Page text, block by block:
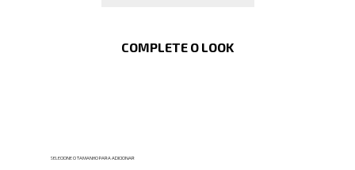
COMPLETE O LOOK
SELECIONE O TAMANHO PARA ADICIONAR